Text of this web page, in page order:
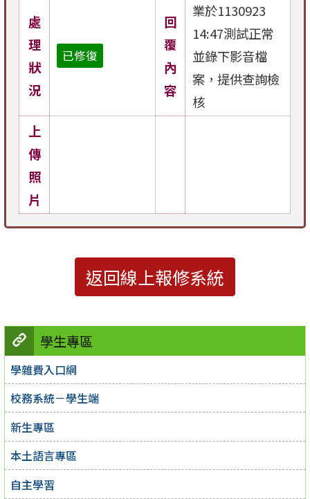
學生專區
學雜費入口網
校務系統－學生端
新生專區
本土語言專區
自主學習
處
理
狀
況
已修復
回
覆
內
容
業於1130923
14:47測試正常
並錄下影音檔
案，提供查詢檢
核
上
傳
照
片
返回線上報修系統